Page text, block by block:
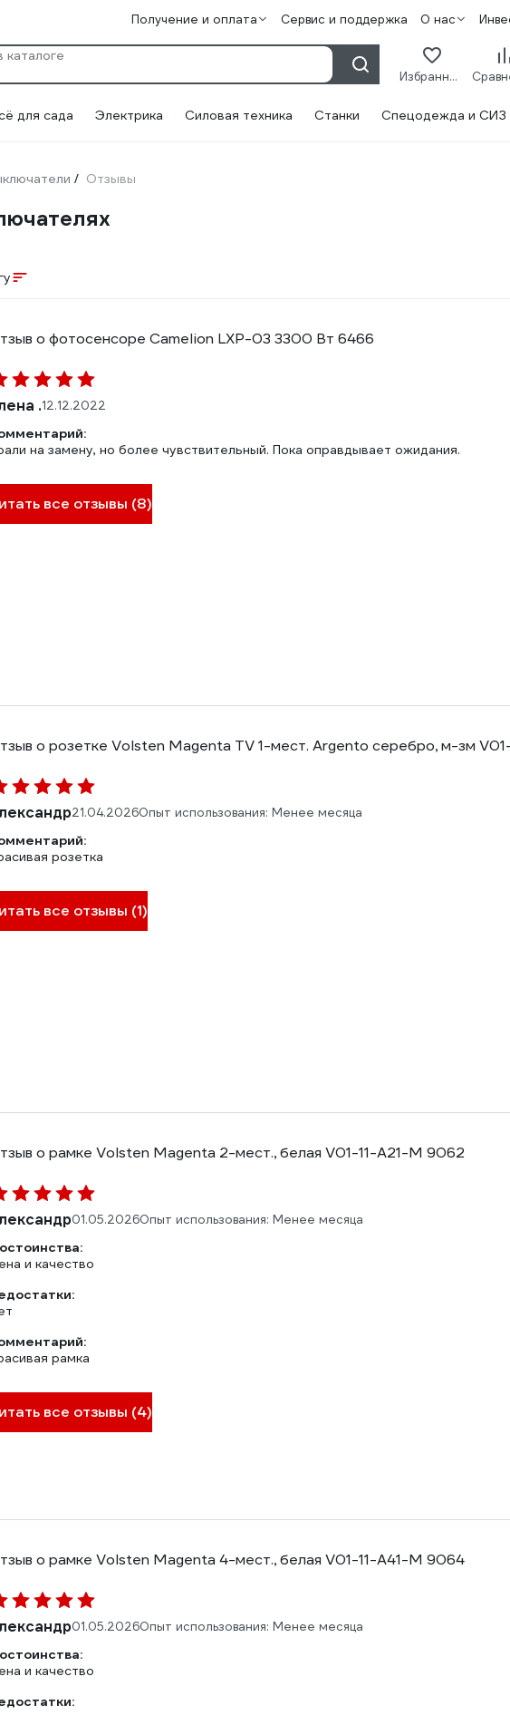
Получение и оплата Сервис и поддержка О нас
Избранное
для сада Электрика Силовая техника Станки Спецодежда и СИЗ
/ Отзывы
о фотосенсоре Camelion LXP-03 3300 Вт 6466
.12.12.2022
на замену, но более чувствительный. Пока оправдывает ожидания.
все отзывы (8)
о розетке Volsten Magenta TV 1-мест. Argento серебро, м-зм
21.04.2026Опыт использования: Менее месяца
розетка
все отзывы (1)
о рамке Volsten Magenta 2-мест., белая V01-11-A21-M 9062
01.05.2026Опыт использования: Менее месяца
и качество
рамка
все отзывы (4)
о рамке Volsten Magenta 4-мест., белая V01-11-A41-M 9064
01.05.2026Опыт использования: Менее месяца
и качество